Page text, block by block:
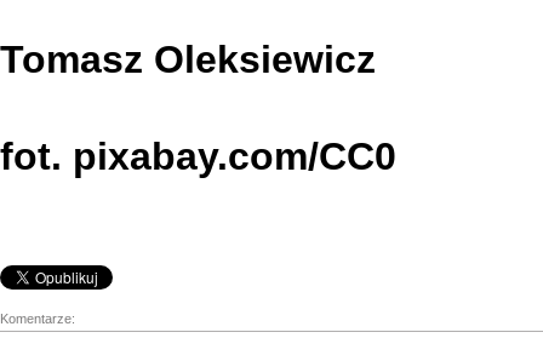
Tomasz Oleksiewicz
fot. pixabay.com/CC0
Komentarze: